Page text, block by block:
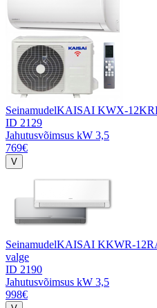
SeinamudelKAISAI KWX-
ID 2129
Jahutusvõimsus kW 3,5
769€
SeinamudelKAISAI KKWR-
valge
ID 2190
Jahutusvõimsus kW 3,5
998€